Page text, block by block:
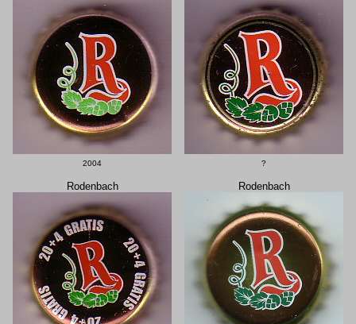
2004 ?
Rodenbach Rodenbach